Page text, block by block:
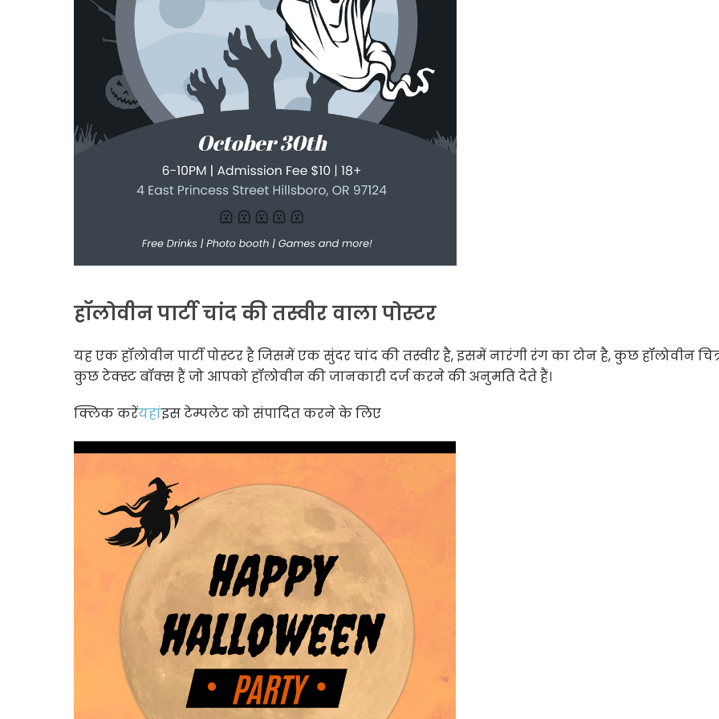
हॉलोवीन पार्टी चांद की तस्वीर वाला पोस्टर
यह एक हॉलोवीन पार्टी पोस्टर है जिसमें एक सुंदर चांद की तस्वीर है, इसमें नारंगी रंग का टोन है, कुछ हॉलोवीन
कुछ टेक्स्ट बॉक्स हैं जो आपको हॉलोवीन की जानकारी दर्ज करने की अनुमति देते हैं।
क्लिक करेंयहांइस टेम्पलेट को संपादित करने के लिए